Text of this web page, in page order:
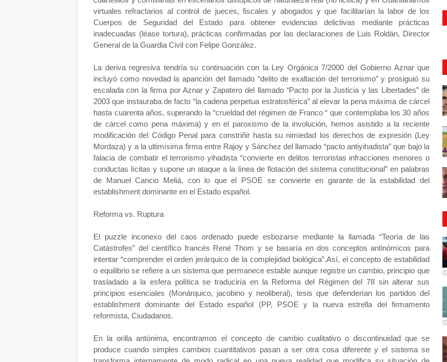
virtuales refractarios al control de jueces, fiscales y abogados y que facilitarían la labor de los
Cuerpos de Seguridad del Estado para obtener evidencias delictivas mediante prácticas
inadecuadas (léase tortura), prácticas confirmadas por las declaraciones de Luis Roldán, Director
General de la Guardia Civil con Felipe González.
La deriva regresiva tendría su continuación con la Ley Orgánica 7/2000 del Gobierno Aznar que
incluyó como novedad la aparición del llamado “delito de exaltación del terrorismo” y prosiguió su
escalada con la firma por Aznar y Zapatero del llamado “Pacto por la Justicia y las Libertades” de
2003 que instauraba de facto “la cadena perpetua estratosférica” al elevar la pena máxima de cárcel
hasta cuarenta años, superando la “crueldad del régimen de Franco “ que contemplaba los 30 años
de cárcel como pena máxima) y en el paroxismo de la involución, hemos asistido a la reciente
modificación del Código Penal para constriñir hasta su nimiedad los derechos de expresión (Ley
Mordaza) y a la ultimísima firma entre Rajoy y Sánchez del llamado “pacto antiyihadista” que bajo la
falacia de combatir el terrorismo yihadista “convierte en delitos terroristas infracciones menores o
conductas lícitas y supone un ataque a la línea de flotación del sistema constitucional” en palabras
de Manuel Cancio Meliá, con lo que el PSOE se convierte en garante de la estabilidad del
establishment dominante en el Estado español.
Reforma vs. Ruptura
El puzzle inconexo del caos ordenado puede esbozarse mediante la llamada “Teoría de las
Catástrofes” del científico francés René Thom y se basaría en dos conceptos antinómicos para
intentar “comprender el orden jerárquico de la complejidad biológica”.Así, el concepto de estabilidad
o equilibrio se refiere a un sistema que permanece estable aunque registre un cambio, principio que
trasladado a la esfera política se traduciría en la Reforma del Régimen del 78 sin alterar sus
principios esenciales (Monárquico, jacobino y neoliberal), tesis que defenderían los partidos del
establishment dominante del Estado español (PP, PSOE y la nueva estrella del firmamento
reformista, Ciudadanos.
En la orilla antónima, encontramos el concepto de cambio cualitativo o discontinuidad que se
produce cuando simples cambios cuantitativos pasan a ser otra cosa diferente y el sistema se